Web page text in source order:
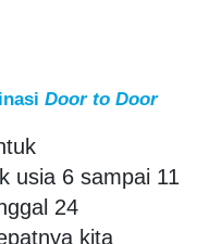
Door to Door
usia 6 sampai 11
24
kita